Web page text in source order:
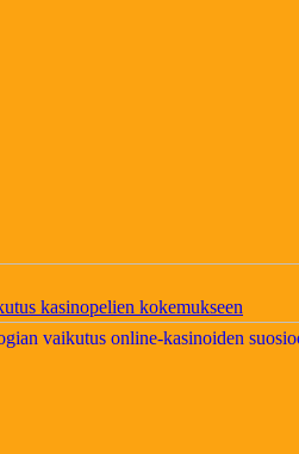
kasinopelien kokemukseen